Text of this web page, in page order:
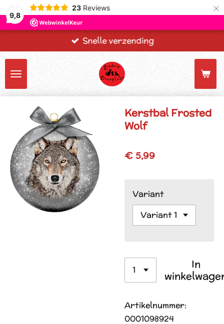
9,8
23 Reviews ×
Snelle verzending
Kerstbal Frosted
Wolf
€ 5,99
Variant
In
Artikelnummer:
0001098924